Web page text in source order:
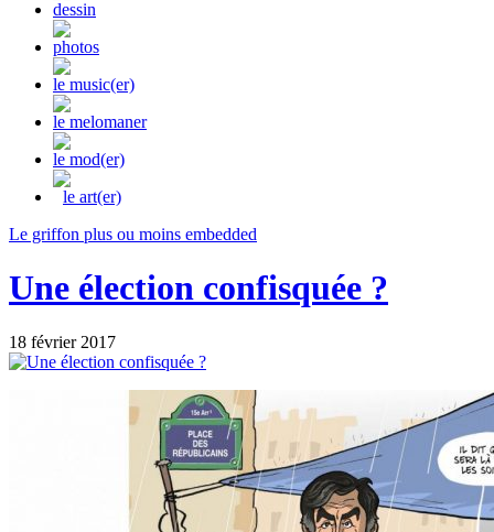
dessin
photos
le music(er)
le melomaner
le mod(er)
le art(er)
Le griffon plus ou moins embedded
Une élection confisquée ?
18 février 2017